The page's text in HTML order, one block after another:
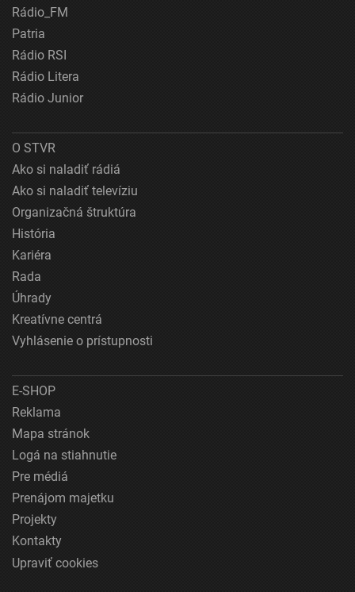
Rádio_FM
Patria
Rádio RSI
Rádio Litera
Rádio Junior
O STVR
Ako si naladiť rádiá
Ako si naladiť televíziu
Organizačná štruktúra
História
Kariéra
Rada
Úhrady
Kreatívne centrá
Vyhlásenie o prístupnosti
E-SHOP
Reklama
Mapa stránok
Logá na stiahnutie
Pre médiá
Prenájom majetku
Projekty
Kontakty
Upraviť cookies